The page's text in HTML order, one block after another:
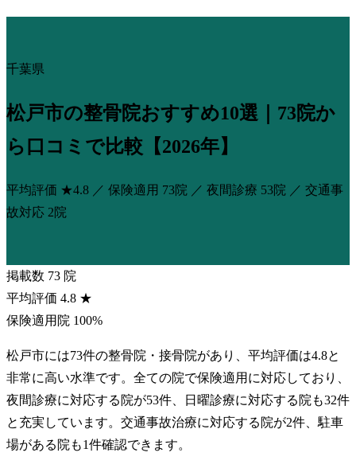
千葉県
松戸市の整骨院おすすめ10選｜73院か
ら口コミで比較【2026年】
平均評価 ★4.8 ／ 保険適用 73院 ／ 夜間診療 53院 ／ 交通事
故対応 2院
掲載数 73 院
平均評価 4.8 ★
保険適用院 100%
松戸市には73件の整骨院・接骨院があり、平均評価は4.8と
非常に高い水準です。全ての院で保険適用に対応しており、
夜間診療に対応する院が53件、日曜診療に対応する院も32件
と充実しています。交通事故治療に対応する院が2件、駐車
場がある院も1件確認できます。